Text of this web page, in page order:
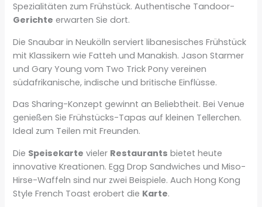
Spezialitäten zum Frühstück. Authentische Tandoor-
Gerichte erwarten Sie dort.
Die Snaubar in Neukölln serviert libanesisches Frühstück
mit Klassikern wie Fatteh und Manakish. Jason Starmer
und Gary Young vom Two Trick Pony vereinen
südafrikanische, indische und britische Einflüsse.
Das Sharing-Konzept gewinnt an Beliebtheit. Bei Venue
genießen Sie Frühstücks-Tapas auf kleinen Tellerchen.
Ideal zum Teilen mit Freunden.
Die Speisekarte vieler Restaurants bietet heute
innovative Kreationen. Egg Drop Sandwiches und Miso-
Hirse-Waffeln sind nur zwei Beispiele. Auch Hong Kong
Style French Toast erobert die Karte.